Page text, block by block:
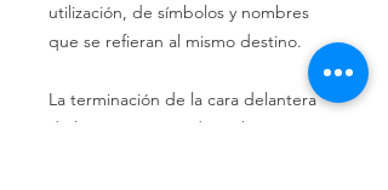
utilización, de símbolos y nombres
que se refieran al mismo destino.
La terminación de la cara delantera
de los puede realizarse